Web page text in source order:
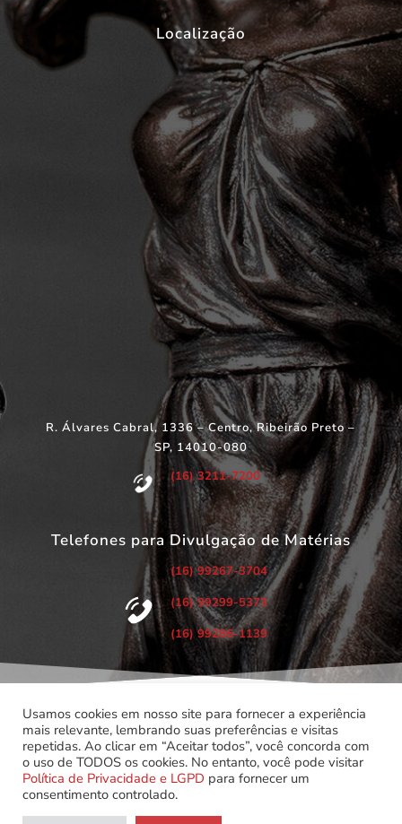
Localização
R. Álvares Cabral, 1336 – Centro, Ribeirão Preto –
SP, 14010-080
(16) 3211-7200
Telefones para Divulgação de Matérias
(16) 99267-3704
(16) 99299-5373
(16) 99286-1139
©Copyright 2022 – Todos os Direitos Reservados.
Associação dos Servidores do Poder Judiciário do Estado de
São Paulo.
Usamos cookies em nosso site para fornecer a experiência
mais relevante, lembrando suas preferências e visitas
repetidas. Ao clicar em “Aceitar todos”, você concorda com
o uso de TODOS os cookies. No entanto, você pode visitar
Política de Privacidade e LGPD para fornecer um
consentimento controlado.